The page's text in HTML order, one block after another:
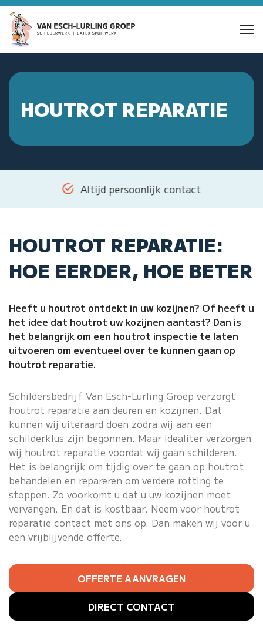
HOUTROT REPARATIE
Altijd persoonlijk contact
HOUTROT REPARATIE:
HOE EERDER, HOE BETER
Heeft u houtrot ontdekt in uw kozijnen? Of heeft u
het idee dat houtrot uw kozijnen aantast? Dan is
het belangrijk om een houtrot inspectie te laten
uitvoeren om eventueel over te kunnen gaan op
houtrot reparatie.
Schildersbedrijf Van Esch-Lurling Groep verzorgt
houtrot reparatie aan deuren en kozijnen. Dat
kunnen wij uiteraard doen zodra wij aan een
schilderklus zijn begonnen. Maar idealiter verzorgen
wij houtrot reparatie voordat wij gaan schilderen.
Het is belangrijk om tijdig over te gaan op houtrot
behandelen en repareren om verdere rotting te
stoppen. Zo voorkomt u dat u uw kozijnen moet
vervangen. En dat is kostbaar. Neem voor houtrot
reparatie contact met ons op. Dan maken wij voor u
een vrijblijvende offerte.
OFFERTE AANVRAGEN
DIRECT CONTACT